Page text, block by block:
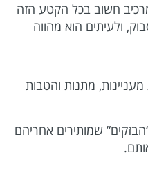
חשוב בכל הקטע הזה
ולעיתים הוא מהווה
מעניינות, מתנות והטבות
שמותירים אחריהם